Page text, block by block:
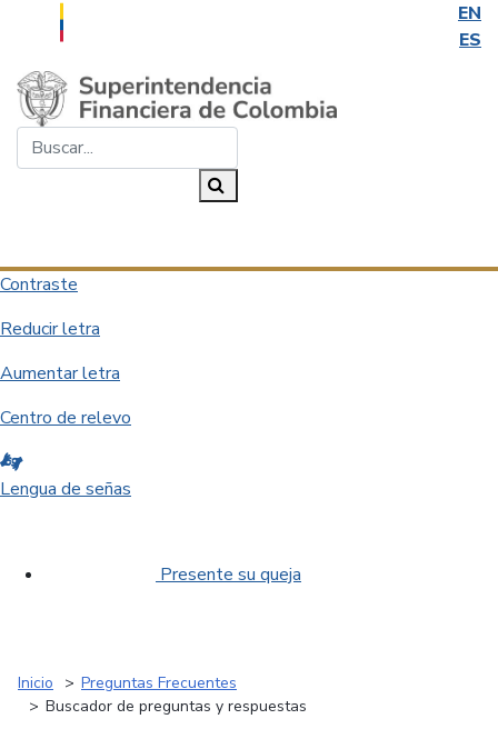
EN
ES
Saltar al contenido principal
Contraste
Reducir letra
Aumentar letra
Centro de relevo
Lengua de señas
Presente su queja
Inicio
Preguntas Frecuentes
Buscador de preguntas y respuestas